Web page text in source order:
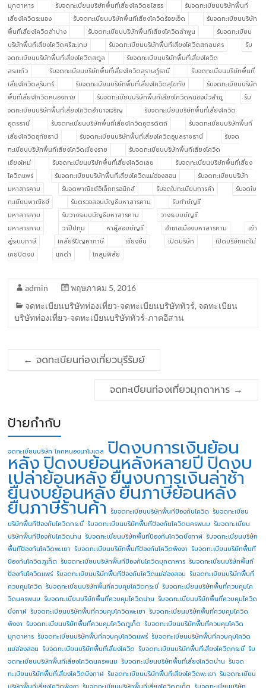
มุกดาหาร
รับจดทะเบียนบริษัทพื้นที่เสี่ยงโควิดยโสธร
รับจดทะเบียนบริษัทพื้นที่
เสี่ยงโควิดระนอง
รับจดทะเบียนบริษัทพื้นที่เสี่ยงโควิดร้อยเอ็ด
รับจดทะเบียนบริษัท
พื้นที่เสี่ยงโควิดลำปาง
รับจดทะเบียนบริษัทพื้นที่เสี่ยงโควิดลำพูน
รับจดทะเบียน
บริษัทพื้นที่เสี่ยงโควิดศรีสะเกษ
รับจดทะเบียนบริษัทพื้นที่เสี่ยงโควิดสกลนคร
รับ
จดทะเบียนบริษัทพื้นที่เสี่ยงโควิดสตูล
รับจดทะเบียนบริษัทพื้นที่เสี่ยงโควิด
สระแก้ว
รับจดทะเบียนบริษัทพื้นที่เสี่ยงโควิดสุราษฎ์ธานี
รับจดทะเบียนบริษัทพื้นที่
เสี่ยงโควิดสุรินทร์
รับจดทะเบียนบริษัทพื้นที่เสี่ยงโควิดสุโขทัย
รับจดทะเบียนบริษัท
พื้นที่เสี่ยงโควิดหนองคาย
รับจดทะเบียนบริษัทพื้นที่เสี่ยงโควิดหนองบัวลำภู
รับ
จดทะเบียนบริษัทพื้นที่เสี่ยงโควิดอำนาจเจริญ
รับจดทะเบียนบริษัทพื้นที่เสี่ยงโควิด
อุดรธานี
รับจดทะเบียนบริษัทพื้นที่เสี่ยงโควิดอุตรดิตถ์
รับจดทะเบียนบริษัทพื้นที่
เสี่ยงโควิดอุทัยธานี
รับจดทะเบียนบริษัทพื้นที่เสี่ยงโควิดอุบลราชธานี
รับจด
ทะเบียนบริษัทพื้นที่เสี่ยงโควิดเชียงราย
รับจดทะเบียนบริษัทพื้นที่เสี่ยงโควิด
เชียงใหม่
รับจดทะเบียนบริษัทพื้นที่เสี่ยงโควิดเลย
รับจดทะเบียนบริษัทพื้นที่เสี่ยง
โควิดแพร่
รับจดทะเบียนบริษัทพื้นที่เสี่ยงโควิดแม่ฮ่องสอน
รับจดทะเบียนบริษัท
มหาสารคาม
รับจดพาณิชย์อิเล็กทรอนิกส์ รับจดใบทะเบียนการค้า
รับจดใบ
ทะเบียนพาณิชย์
รับตรวจสอบบัญชีมหาสารคาม
รับทำบัญชี
มหาสารคาม
รับวางระบบบัญชีมหาสารคาม
วางระบบบัญชี
มหาสารคาม
วาปีปทุม หาผู้สอบบัญชี อำเภอเมืองมหาสารคาม
เข้า
สู่ระบบภาษี
เคลียร์ปัญหาภาษี เชียงยืน เปิดบริษัท
เปิดบริษัทแต่ไม่
เคยปิดงบ
แกดำ โกสุมพิสัย
admin
พฤษภาคม 5, 2016
จดทะเบียนบริษัทท่องเที่ยว-จดทะเบียนบริษัททัวร์, จดทะเบียน
บริษัทท่องเที่ยว-จดทะเบียนบริษัททัวร์-ภาคอีสาน
← จดทะเบียนท่องเที่ยวบุรีรัมย์
จดทะเบียนท่องเที่ยวมุกดาหาร →
ป้ายกำกับ
จดทะเบียนบริษัท โคกหนองนาโมเดล ปิดงบการเงินย้อน
หลังปิดงบย้อนหลังหลายปี ปิดงบ
เปล่าย้อนหลังยื่นงบการเงินล่าช้า
ยื่นงบย้อนหลังยื่นภาษีย้อนหลัง
ยื่นภาษีร้านค้า รับจดทะเบียนบริษัทพื้นทีป้องกันโควิด รับจดทะเบียน
บริษัทพื้นทีป้องกันโควิดกระบี่ รับจดทะเบียนบริษัทพื้นทีป้องกันโควิดนครพนม รับจดทะเบียน
บริษัทพื้นทีป้องกันโควิดน่าน รับจดทะเบียนบริษัทพื้นทีป้องกันโควิดบึงกาฬ รับจดทะเบียนบริษัท
พื้นทีป้องกันโควิดพะเยา รับจดทะเบียนบริษัทพื้นทีป้องกันโควิดพังงา รับจดทะเบียนบริษัทพื้นที
ป้องกันโควิดภูเก็ต รับจดทะเบียนบริษัทพื้นทีป้องกันโควิดมุกดาหาร รับจดทะเบียนบริษัทพื้นที
ป้องกันโควิดแพร่ รับจดทะเบียนบริษัทพื้นทีป้องกันโควิดแม่ฮ่องสอน รับจดทะเบียนบริษัทพื้นที่
ควบคุมโควิด รับจดทะเบียนบริษัทพื้นที่ควบคุมโควิดกระบี่ รับจดทะเบียนบริษัทพื้นที่ควบคุมโค
วิดนครพนม รับจดทะเบียนบริษัทพื้นที่ควบคุมโควิดน่าน รับจดทะเบียนบริษัทพื้นที่ควบคุมโควิด
บึงกาฬ รับจดทะเบียนบริษัทพื้นที่ควบคุมโควิดพะเยา รับจดทะเบียนบริษัทพื้นที่ควบคุมโควิด
พังงา รับจดทะเบียนบริษัทพื้นที่ควบคุมโควิดภูเก็ต รับจดทะเบียนบริษัทพื้นที่ควบคุมโควิด
มุกดาหาร รับจดทะเบียนบริษัทพื้นที่ควบคุมโควิดแพร่ รับจดทะเบียนบริษัทพื้นที่ควบคุมโควิด
แม่ฮ่องสอน รับจดทะเบียนบริษัทพื้นที่เสี่ยงโควิด รับจดทะเบียนบริษัทพื้นที่เสี่ยงโควิดกระบี่ รับ
จดทะเบียนบริษัทพื้นที่เสี่ยงโควิดนครพนม รับจดทะเบียนบริษัทพื้นที่เสี่ยงโควิดน่าน รับจด
ทะเบียนบริษัทพื้นที่เสี่ยงโควิดบึงกาฬ รับจดทะเบียนบริษัทพื้นที่เสี่ยงโควิดพะเยา รับจดทะเบียน